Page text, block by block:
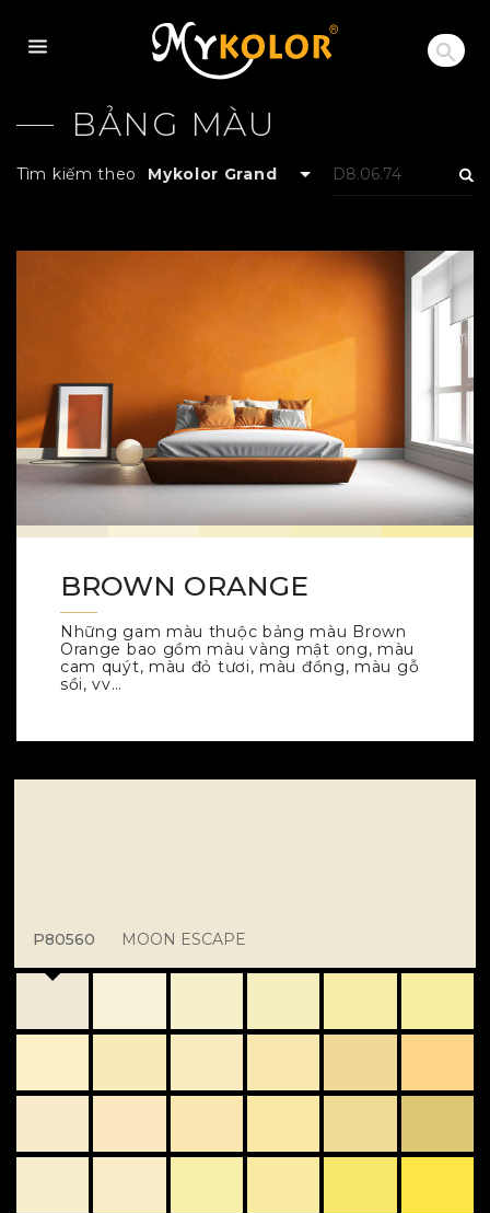
MYKOLOR
BẢNG MÀU
Tìm kiếm theo
BROWN ORANGE
Những gam màu thuộc bảng màu Brown
Orange bao gồm màu vàng mật ong, màu
cam quýt, màu đỏ tươi, màu đồng, màu gỗ
sồi, vv…
P80560 MOON ESCAPE